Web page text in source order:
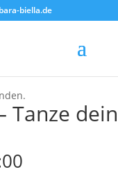
biella.de
Tanze dein